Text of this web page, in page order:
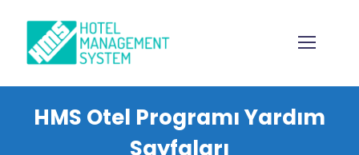
HMS Otel Programı Yardım
Sayfaları